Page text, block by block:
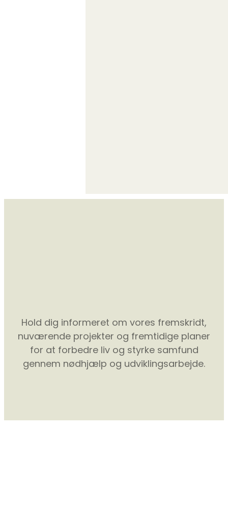
Hold dig informeret om vores fremskridt,
nuværende projekter og fremtidige planer
for at forbedre liv og styrke samfund
gennem nødhjælp og udviklingsarbejde.